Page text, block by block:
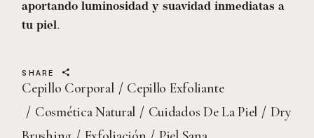
aportando luminosidad y suavidad inmediatas a
tu piel.
SHARE
Cepillo Corporal
Cepillo Exfoliante
Cosmética Natural
Cuidados De La Piel
Dry